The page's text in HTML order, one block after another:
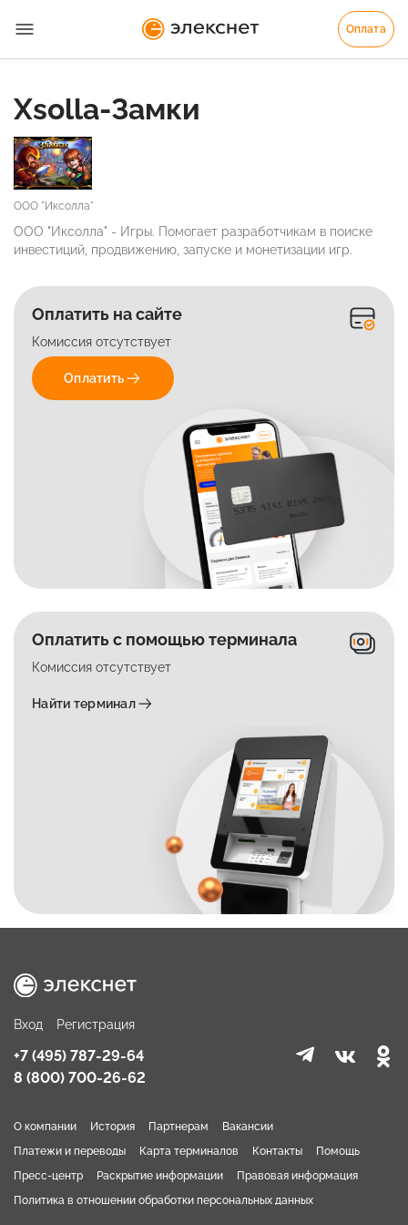
Оплата
Xsolla-Замки
ООО "Иксолла"
ООО "Иксолла" - Игры. Помогает разработчикам в поиске
инвестиций, продвижению, запуске и монетизации игр.
Оплатить на сайте
Комиссия отсутствует
Оплатить
Оплатить с помощью терминала
Комиссия отсутствует
Найти терминал
Вход Регистрация
О компании История Партнерам
Вакансии
Платежи и переводы
Карта терминалов Контакты
Помощь
Пресс-центр
Раскрытие информации
Правовая информация
Политика в отношении обработки персональных данных
+7 (495) 787-29-64
8 (800) 700-26-62